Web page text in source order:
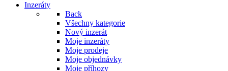
Inzeráty
Back
Všechny kategorie
Nový inzerát
Moje inzeráty
Moje prodeje
Moje objednávky
Moje příhozy